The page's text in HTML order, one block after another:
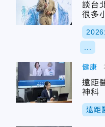
談台
很多
健康
遠距
神科
遠距